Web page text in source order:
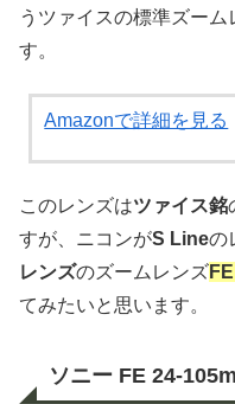
うツァイスの標準ズー
す。
Amazonで詳細を見る
このレンズはツァイス銘
すが、ニコンがS Lineの
レンズのズームレンズ
てみたいと思います。
ソニー FE 24-